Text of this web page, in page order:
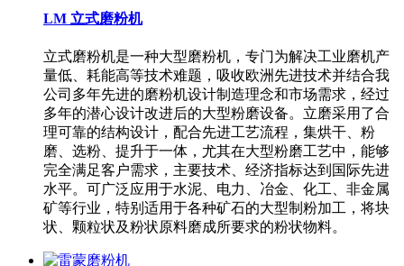
LM 立式磨粉机
立式磨粉机是一种大型磨粉机，专门为解决工业磨机产
量低、耗能高等技术难题，吸收欧洲先进技术并结合我
公司多年先进的磨粉机设计制造理念和市场需求，经过
多年的潜心设计改进后的大型粉磨设备。立磨采用了合
理可靠的结构设计，配合先进工艺流程，集烘干、粉
磨、选粉、提升于一体，尤其在大型粉磨工艺中，能够
完全满足客户需求，主要技术、经济指标达到国际先进
水平。可广泛应用于水泥、电力、冶金、化工、非金属
矿等行业，特别适用于各种矿石的大型制粉加工，将块
状、颗粒状及粉状原料磨成所要求的粉状物料。